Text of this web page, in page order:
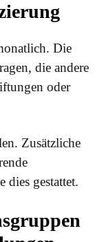
Die
die andere
oder
Zusätzliche
dies gestattet.